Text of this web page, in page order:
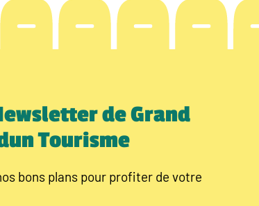
de Grand
Tourisme
bons plans pour profiter de votre